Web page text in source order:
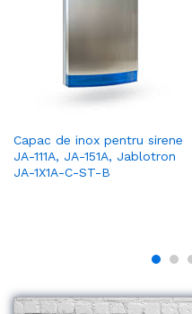
Capac de inox pentru sirene
JA-111A, JA-151A, Jablotron
JA-1X1A-C-ST-B